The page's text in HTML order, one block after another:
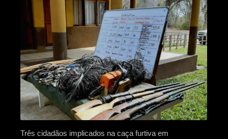
Três cidadãos implicados na caça furtiva em